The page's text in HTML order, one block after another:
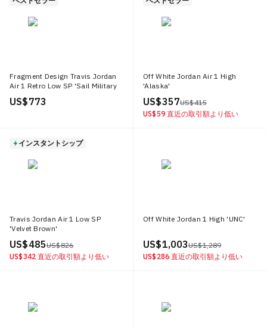
Fragment Design Travis Jordan
Air 1 Retro Low SP 'Sail Military
Blue'
US$ 773
Off White Jordan Air 1 High
'Alaska'
US$ 357US$ 415
US$ 59 直近の取引額より低い
インスタントシップ
Travis Jordan Air 1 Low SP
'Velvet Brown'
US$ 485US$ 826
US$ 342 直近の取引額より低い
Off White Jordan 1 High 'UNC'
US$ 1,003US$ 1,289
US$ 286 直近の取引額より低い